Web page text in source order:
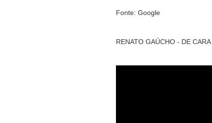
Fonte: Google
RENATO GAÚCHO - DE